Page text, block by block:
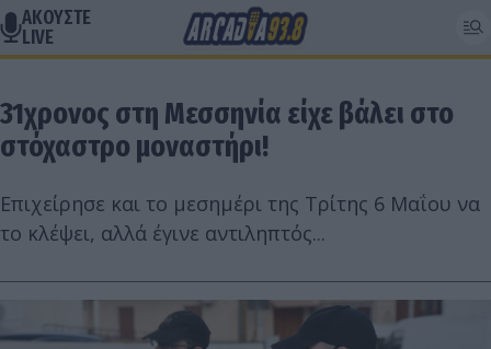
ΑΚΟΥΣΤΕ
LIVE
31χρονος στη Μεσσηνία είχε βάλει στο
στόχαστρο μοναστήρι!
Επιχείρησε και το μεσημέρι της Τρίτης 6 Μαΐου να
το κλέψει, αλλά έγινε αντιληπτός...